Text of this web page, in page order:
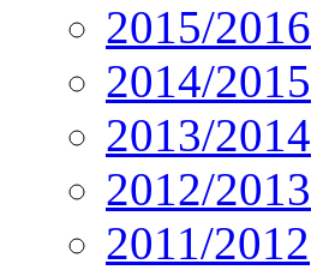
2015/2016
2014/2015
2013/2014
2012/2013
2011/2012